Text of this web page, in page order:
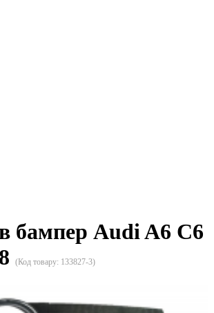
бампер Audi A6 C6
(Код товару: 133827-3)